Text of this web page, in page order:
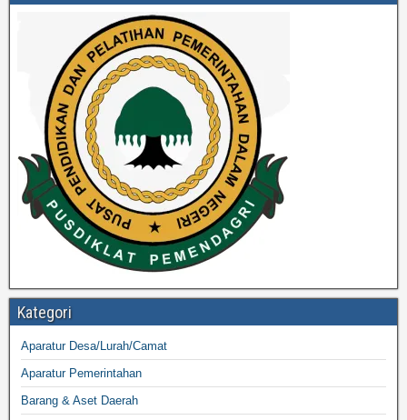
Kategori
Aparatur Desa/Lurah/Camat
Aparatur Pemerintahan
Barang & Aset Daerah